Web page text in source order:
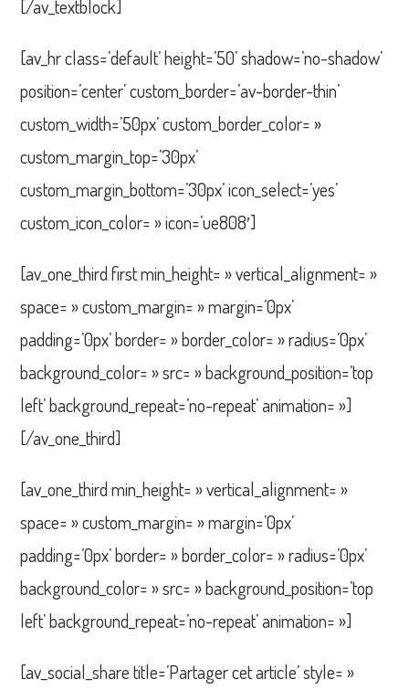
[/av_textblock]
[av_hr class=’default’ height=’50’ shadow=’no-shadow’
position=’center’ custom_border=’av-border-thin’
custom_width=’50px’ custom_border_color= »
custom_margin_top=’30px’
custom_margin_bottom=’30px’ icon_select=’yes’
custom_icon_color= » icon=’ue808′]
[av_one_third first min_height= » vertical_alignment= »
space= » custom_margin= » margin=’0px’
padding=’0px’ border= » border_color= » radius=’0px’
background_color= » src= » background_position=’top
left’ background_repeat=’no-repeat’ animation= »]
[/av_one_third]
[av_one_third min_height= » vertical_alignment= »
space= » custom_margin= » margin=’0px’
padding=’0px’ border= » border_color= » radius=’0px’
background_color= » src= » background_position=’top
left’ background_repeat=’no-repeat’ animation= »]
[av_social_share title=’Partager cet article’ style= »